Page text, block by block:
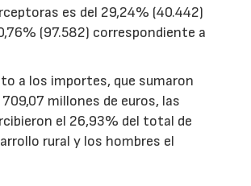
es del 29,24% (40.442)
(97.582) correspondiente a
a los importes, que sumaron
millones de euros, las
el 26,93% del total de
rural y los hombres el